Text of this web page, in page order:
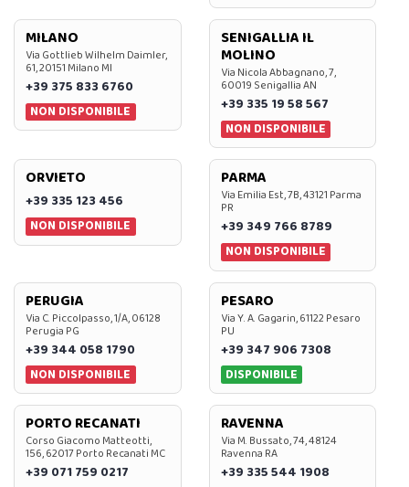
MILANO
Via Gottlieb Wilhelm Daimler,
61, 20151 Milano MI
+39 375 833 6760
NON DISPONIBILE
SENIGALLIA IL
MOLINO
Via Nicola Abbagnano, 7,
60019 Senigallia AN
+39 335 19 58 567
NON DISPONIBILE
ORVIETO
+39 335 123 456
NON DISPONIBILE
PARMA
Via Emilia Est, 7B, 43121 Parma
PR
+39 349 766 8789
NON DISPONIBILE
PERUGIA
Via C. Piccolpasso, 1/A, 06128
Perugia PG
+39 344 058 1790
NON DISPONIBILE
PESARO
Via Y. A. Gagarin, 61122 Pesaro
PU
+39 347 906 7308
DISPONIBILE
PORTO RECANATI
Corso Giacomo Matteotti,
156, 62017 Porto Recanati MC
+39 071 759 0217
RAVENNA
Via M. Bussato, 74, 48124
Ravenna RA
+39 335 544 1908